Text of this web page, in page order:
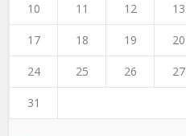
10 11 12 13
17 18 19 20
24 25 26 27
31